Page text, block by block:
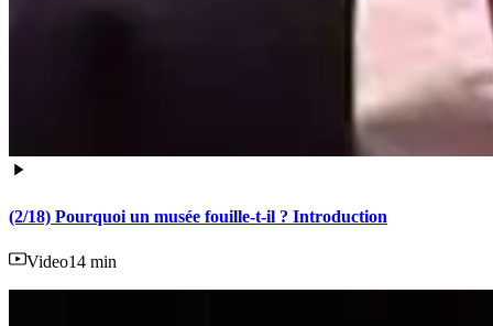
(2/18) Pourquoi un musée fouille-t-il ? Introduction
Video14 min